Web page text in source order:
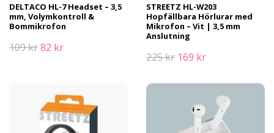
DELTACO HL-7 Headset – 3,5
mm, Volymkontroll &
Bommikrofon
109 kr82 kr
STREETZ HL-W203
Hopfällbara Hörlurar med
Mikrofon – Vit | 3,5 mm
Anslutning
225 kr 169 kr